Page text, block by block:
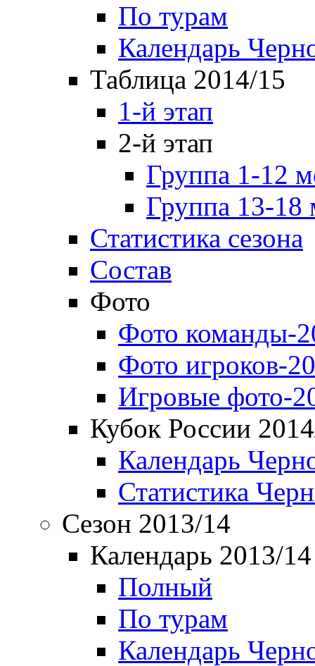
По турам
Календарь
Таблица 2014/15
1-й этап
2-й этап
Группа 1-12
Группа 13-18
Статистика сезона
Состав
Фото
Фото команды-
Фото игроков-
Игровые фото-
Кубок России
Календарь
Статистика
Сезон 2013/14
Календарь 2013/14
Полный
По турам
Календарь